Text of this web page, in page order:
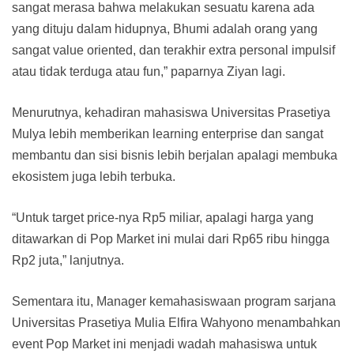
sangat merasa bahwa melakukan sesuatu karena ada
yang dituju dalam hidupnya, Bhumi adalah orang yang
sangat value oriented, dan terakhir extra personal impulsif
atau tidak terduga atau fun,” paparnya Ziyan lagi.
Menurutnya, kehadiran mahasiswa Universitas Prasetiya
Mulya lebih memberikan learning enterprise dan sangat
membantu dan sisi bisnis lebih berjalan apalagi membuka
ekosistem juga lebih terbuka.
“Untuk target price-nya Rp5 miliar, apalagi harga yang
ditawarkan di Pop Market ini mulai dari Rp65 ribu hingga
Rp2 juta,” lanjutnya.
Sementara itu, Manager kemahasiswaan program sarjana
Universitas Prasetiya Mulia Elfira Wahyono menambahkan
event Pop Market ini menjadi wadah mahasiswa untuk